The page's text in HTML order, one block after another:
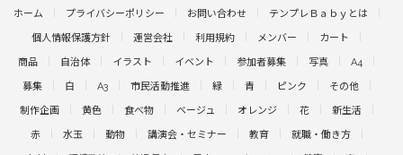
ホーム プライバシーポリシー お問い合わせ テンプレＢａｂｙとは
個人情報保護方針 運営会社 利用規約 メンバー カート
商品 自治体 イラスト イベント 参加者募集 写真 A4
募集 白 A3 市民活動推進 緑 青 ピンク その他
制作企画 黄色 食べ物 ベージュ オレンジ 花 新生活
赤 水玉 動物 講演会・セミナー 教育 就職・働き方